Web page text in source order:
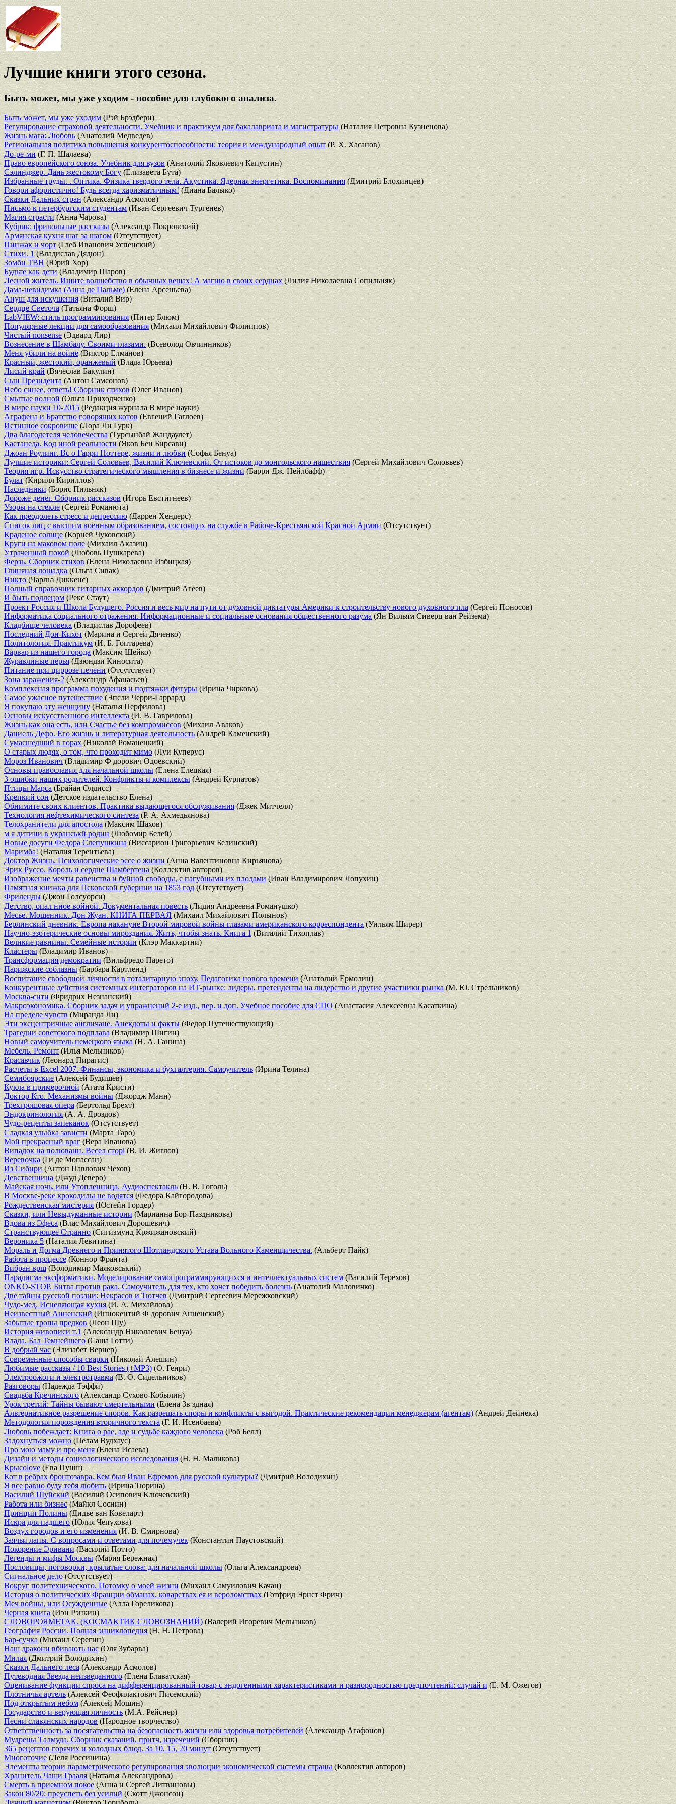
Лучшие книги этого сезона.
Быть может, мы уже уходим - пособие для глубокого анализа.
Быть может, мы уже уходим(Рэй Брэдбери)
Регулирование страховой деятельности. Учебник и практикум для бакалавриата и магистратуры (Наталия Петровна Кузнецова)
Жизнь мага: Любовь(Анатолий Медведев)
Региональная политика повышения конкурентоспособности: теория и международный опыт(Р. Х. Хасанов)
До-ре-ми(Г. П. Шалаева)
Право европейского союза. Учебник для вузов (Анатолий Яковлевич Капустин)
Сэлинджер. Дань жестокому Богу (Елизавета Бута)
Избранные труды. . Оптика. Физика твердого тела. Акустика. Ядерная энергетика. Воспоминания(Дмитрий Блохинцев)
Говори афористично! Будь всегда харизматичным! (Диана Балыко)
Сказки Дальних стран(Александр Асмолов)
Письмо к петербургским студентам(Иван Сергеевич Тургенев)
Магия страсти(Анна Чарова)
Кубрик: фривольные рассказы (Александр Покровский)
Армянская кухня шаг за шагом(Отсутствует)
Пинжак и чорт (Глеб Иванович Успенский)
Cтихи. 1 (Владислав Дядюн)
Зомби ТВН(Юрий Хор)
Будьте как дети(Владимир Шаров)
Лесной житель. Ищите волшебство в обычных вещах! А магию в своих сердцах(Лилия Николаевна Сопильняк)
Дама-невидимка (Анна де Пальме)(Елена Арсеньева)
Ануш для искушения (Виталий Вир)
Сердце Светоча (Татьяна Форш)
LabVIEW: стиль программирования(Питер Блюм)
Популярные лекции для самообразования (Михаил Михайлович Филиппов)
Чистый nonsense(Эдвард Лир)
Вознесение в Шамбалу. Своими глазами. (Всеволод Овчинников)
Меня убили на войне (Виктор Елманов)
Красный, жестокий, оранжевый(Влада Юрьева)
Лисий край (Вячеслав Бакулин)
Сын Президента(Антон Самсонов)
Небо синее, ответь! Сборник стихов (Олег Иванов)
Смытые волной(Ольга Приходченко)
В мире науки 10-2015 (Редакция журнала В мире науки)
Аграфена и Братство говорящих котов (Евгений Гаглоев)
Истинное сокровище(Лора Ли Гурк)
Два благодетеля человечества(Турсынбай Жандаулет)
Кастанеда. Код иной реальности(Яков Бен Бирсави)
Джоан Роулинг. Вс о Гарри Поттере, жизни и любви(Софья Бенуа)
Лучшие историки: Сергей Соловьев, Василий Ключевский. От истоков до монгольского нашествия (Сергей Михайлович Соловьев)
Теория игр. Искусство стратегического мышления в бизнесе и жизни(Барри Дж. Нейлбафф)
Булат(Кирилл Кириллов)
Наследники (Борис Пильняк)
Дороже денег. Сборник рассказов (Игорь Евстигнеев)
Узоры на стекле (Сергей Романюта)
Как преодолеть стресс и депрессию (Даррен Хендерс)
Список лиц с высшим военным образованием, состоящих на службе в Рабоче-Крестьянской Красной Армии(Отсутствует)
Краденое солнце (Корней Чуковский)
Круги на маковом поле(Михаил Аказин)
Утраченный покой (Любовь Пушкарева)
Ферзь. Сборник стихов (Елена Николаевна Избицкая)
Глиняная лошадка(Ольга Сивак)
Никто (Чарльз Диккенс)
Полный справочник гитарных аккордов(Дмитрий Агеев)
И быть подлецом(Рекс Стаут)
Проект Россия и Школа Будущего. Россия и весь мир на пути от духовной диктатуры Америки к строительству нового духовного пла (Сергей Поносов)
Информатика социального отражения. Информационные и социальные основания общественного разума (Ян Вильям Сиверц ван Рейзема)
Кладбище человека (Владислав Дорофеев)
Последний Дон-Кихот(Марина и Сергей Дяченко)
Политология. Практикум(И. Б. Гоптарева)
Варвар из нашего города (Максим Шейко)
Журавлиные перья(Дзюндзи Киносита)
Питание при циррозе печени(Отсутствует)
Зона заражения-2 (Александр Афанасьев)
Комплексная программа похудения и подтяжки фигуры (Ирина Чиркова)
Самое ужасное путешествие(Эпсли Черри-Гаррард)
Я покупаю эту женщину (Наталья Перфилова)
Основы искусственного интеллекта (И. В. Гаврилова)
Жизнь как она есть, или Счастье без компромиссов(Михаил Аваков)
Даниель Дефо. Его жизнь и литературная деятельность (Андрей Каменский)
Сумасшедший в горах (Николай Романецкий)
О старых людях, о том, что проходит мимо(Луи Куперус)
Мороз Иванович(Владимир Ф дорович Одоевский)
Основы православия для начальной школы(Елена Елецкая)
3 ошибки наших родителей. Конфликты и комплексы (Андрей Курпатов)
Птицы Марса (Брайан Олдисс)
Крепкий сон (Детское издательство Елена)
Обнимите своих клиентов. Практика выдающегося обслуживания(Джек Митчелл)
Технология нефтехимического синтеза(Р. А. Ахмедьянова)
Телохранители для апостола (Максим Шахов)
м я дитини в укранськй родин (Любомир Белей)
Новые досуги Федора Слепушкина(Виссарион Григорьевич Белинский)
Маримба!(Наталия Терентьева)
Доктор Жизнь. Психологические эссе о жизни(Анна Валентиновна Кирьянова)
Эрик Руссо. Король и сердце Шамбертена (Коллектив авторов)
Изображение мечты равенства и буйной свободы, с пагубными их плодами(Иван Владимирович Лопухин)
Памятная книжка для Псковской губернии на 1853 год(Отсутствует)
Фриленды (Джон Голсуорси)
Детство, опал нное войной. Документальная повесть (Лидия Андреевна Романушко)
Месье. Мошенник. Дон Жуан. КНИГА ПЕРВАЯ(Михаил Михайлович Полынов)
Берлинский дневник. Европа накануне Второй мировой войны глазами американского корреспондента(Уильям Ширер)
Научно-эзотерические основы мироздания. Жить, чтобы знать. Книга 1(Виталий Тихоплав)
Великие равнины. Семейные истории(Клэр Маккартни)
Кластеры (Владимир Иванов)
Трансформация демократии (Вильфредо Парето)
Парижские соблазны (Барбара Картленд)
Воспитание свободной личности в тоталитарную эпоху. Педагогика нового времени (Анатолий Ермолин)
Конкурентные действия системных интеграторов на ИТ-рынке: лидеры, претенденты на лидерство и другие участники рынка(М. Ю. Стрельников)
Москва-сити (Фридрих Незнанский)
Макроэкономика. Сборник задач и упражнений 2-е изд., пер. и доп. Учебное пособие для СПО(Анастасия Алексеевна Касаткина)
На пределе чувств(Миранда Ли)
Эти эксцентричные англичане. Анекдоты и факты(Федор Путешествующий)
Трагедии советского подплава (Владимир Шигин)
Новый самоучитель немецкого языка(Н. А. Ганина)
Мебель. Ремонт(Илья Мельников)
Красавчик (Леонард Пирагис)
Расчеты в Excel 2007. Финансы, экономика и бухгалтерия. Самоучитель(Ирина Телина)
Семибоярские (Алексей Будищев)
Кукла в примерочной(Агата Кристи)
Доктор Кто. Механизмы войны (Джордж Манн)
Трехгрошовая опера(Бертольд Брехт)
Эндокринология (А. А. Дроздов)
Чудо-рецепты запеканок(Отсутствует)
Сладкая улыбка зависти (Марта Таро)
Мой прекрасный враг (Вера Иванова)
Випадок на полюванн. Весел сторi(В. И. Жиглов)
Веревочка (Ги де Мопассан)
Из Сибири(Антон Павлович Чехов)
Девственница (Джуд Деверо)
Майская ночь, или Утопленница. Аудиоспектакль(Н. В. Гоголь)
В Москве-реке крокодилы не водятся(Федора Кайгородова)
Рождественская мистерия (Юстейн Гордер)
Сказки, или Невыдуманные истории (Марианна Бор-Паздникова)
Вдова из Эфеса(Влас Михайлович Дорошевич)
Странствующее Странно (Сигизмунд Кржижановский)
Вероника 5 (Наталия Левитина)
Мораль и Догма Древнего и Принятого Шотландского Устава Вольного Каменщичества. (Альберт Пайк)
Работа в процессе(Коннор Франта)
Вибран врш(Володимир Маяковський)
Парадигма эксформатики. Моделирование самопрограммирующихся и интеллектуальных систем(Василий Терехов)
ONKO-STOP. Битва против рака. Самоучитель для тех, кто хочет победить болезнь (Анатолий Маловичко)
Две тайны русской поэзии: Некрасов и Тютчев(Дмитрий Сергеевич Мережковский)
Чудо-мед. Исцеляющая кухня (И. А. Михайлова)
Неизвестный Анненский(Иннокентий Ф дорович Анненский)
Забытые тропы предков (Леон Шу)
История живописи т.1 (Александр Николаевич Бенуа)
Влада. Бал Темнейшего(Саша Готти)
В добрый час (Элизабет Вернер)
Современные способы сварки (Николай Алешин)
Любимые рассказы / 10 Best Stories (+MP3)(О. Генри)
Электроожоги и электротравма(В. О. Сидельников)
Разговоры (Надежда Тэффи)
Свадьба Кречинского (Александр Сухово-Кобылин)
Урок третий: Тайны бывают смертельными (Елена Зв здная)
Альтернативное разрешение споров. Как разрешать споры и конфликты с выгодой. Практические рекомендации менеджерам (агентам) (Андрей Дейнека)
Методология порождения вторичного текста (Г. И. Исенбаева)
Любовь побеждает: Книга о рае, аде и судьбе каждого человека (Роб Белл)
Задохнуться можно (Пелам Вудхаус)
Про мою маму и про меня(Елена Исаева)
Дизайн и методы социологического исследования (Н. Н. Маликова)
Крысоlove(Ева Пунш)
Кот в ребрах бронтозавра. Кем был Иван Ефремов для русской культуры?(Дмитрий Володихин)
Я все равно буду тебя любить (Ирина Тюрина)
Василий Шуйский(Василий Осипович Ключевский)
Работа или бизнес(Майкл Соснин)
Принцип Полины (Дидье ван Ковеларт)
Искра для падшего (Юлия Чепухова)
Воздух городов и его изменения(И. В. Смирнова)
Заячьи лапы. С вопросами и ответами для почемучек (Константин Паустовский)
Покорение Эривани(Василий Потто)
Легенды и мифы Москвы (Мария Бережная)
Пословицы, поговорки, крылатые слова: для начальной школы(Ольга Александрова)
Сигнальное дело(Отсутствует)
Вокруг политехнического. Потомку о моей жизни(Михаил Самуилович Качан)
История о политических Франции обманах, коварствах ея и вероломствах(Готфрид Эрнст Фрич)
Меч войны, или Осужденные (Алла Гореликова)
Черная книга (Иэн Рэнкин)
СЛОВОРОЯМЕТАК. (КОСМАКТИК СЛОВОЗНАНИЙ)(Валерий Игоревич Мельников)
География России. Полная энциклопедия (Н. Н. Петрова)
Бар-сучка (Михаил Серегин)
Наш дракони вбивають нас (Оля Зубарва)
Милая (Дмитрий Володихин)
Сказки Дальнего леса (Александр Асмолов)
Путеводная Звезда неизведанного(Елена Блаватская)
Оценивание функции спроса на дифференцированный товар с эндогенными характеристиками и разнородностью предпочтений: случай и (Е. М. Ожегов)
Плотничья артель(Алексей Феофилактович Писемский)
Под открытым небом (Алексей Мошин)
Государство и верующая личность (М.А. Рейснер)
Песни славянских народов(Народное творчество)
Ответственность за посягательства на безопасность жизни или здоровья потребителей (Александр Агафонов)
Мудрецы Талмуда. Сборник сказаний, притч, изречений (Сборник)
365 рецептов горячих и холодных блюд. За 10, 15, 20 минут(Отсутствует)
Многоточие(Леля Россинина)
Элементы теории параметрического регулирования эволюции экономической системы страны(Коллектив авторов)
Хранитель Чаши Грааля (Наталья Александрова)
Смерть в приемном покое(Анна и Сергей Литвиновы)
Закон 80/20: преуспеть без усилий (Скотт Джонсон)